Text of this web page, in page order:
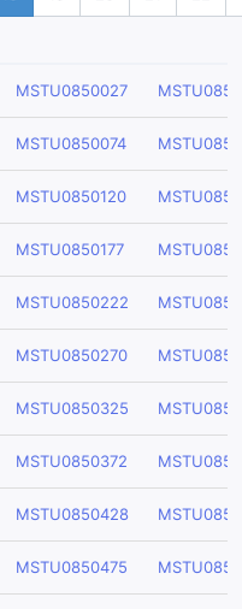
MSTU0850027
MSTU0850074
MSTU0850120
MSTU0850177
MSTU0850222
MSTU0850270
MSTU0850325
MSTU0850372
MSTU0850428
MSTU0850475